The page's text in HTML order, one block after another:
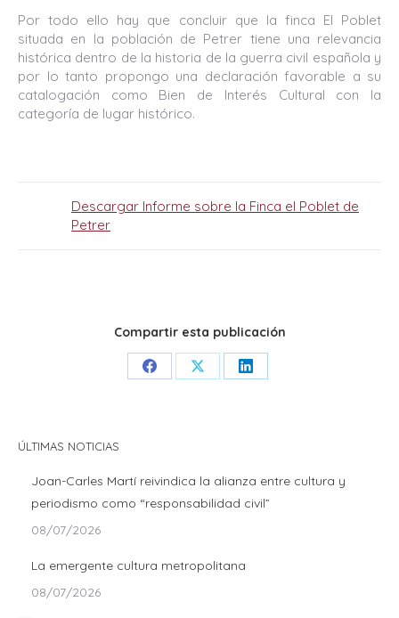
Por todo ello hay que concluir que la finca El Poblet
situada en la población de Petrer tiene una relevancia
histórica dentro de la historia de la guerra civil española y
por lo tanto propongo una declaración favorable a su
catalogación como Bien de Interés Cultural con la
categoría de lugar histórico.
Descargar Informe sobre la Finca el Poblet de
Petrer
Compartir esta publicación
Share Share Share
ÚLTIMAS NOTICIAS
Joan-Carles Martí reivindica la alianza entre cultura y
periodismo como “responsabilidad civil”
08/07/2026
La emergente cultura metropolitana
08/07/2026